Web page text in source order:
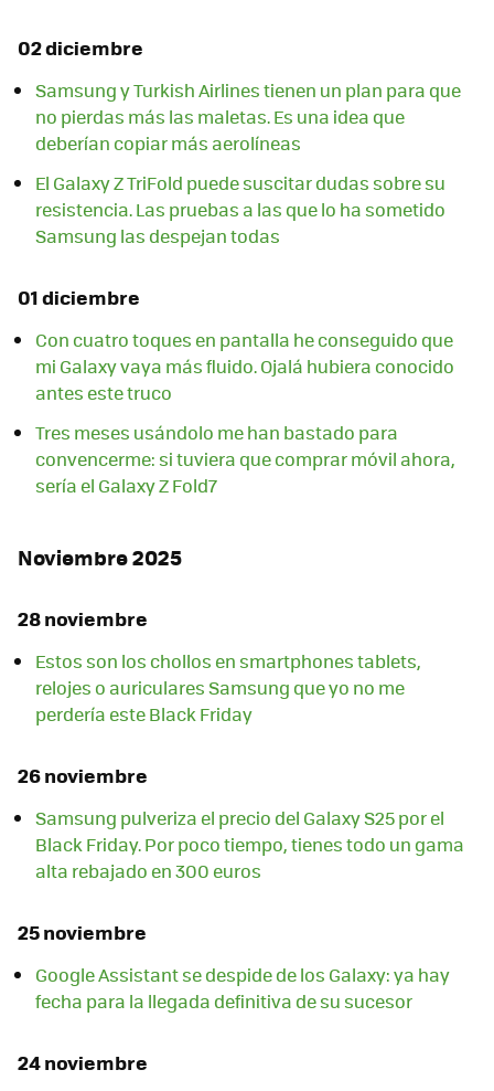
02 diciembre
Samsung y Turkish Airlines tienen un plan para que
no pierdas más las maletas. Es una idea que
deberían copiar más aerolíneas
El Galaxy Z TriFold puede suscitar dudas sobre su
resistencia. Las pruebas a las que lo ha sometido
Samsung las despejan todas
01 diciembre
Con cuatro toques en pantalla he conseguido que
mi Galaxy vaya más fluido. Ojalá hubiera conocido
antes este truco
Tres meses usándolo me han bastado para
convencerme: si tuviera que comprar móvil ahora,
sería el Galaxy Z Fold7
Noviembre 2025
28 noviembre
Estos son los chollos en smartphones tablets,
relojes o auriculares Samsung que yo no me
perdería este Black Friday
26 noviembre
Samsung pulveriza el precio del Galaxy S25 por el
Black Friday. Por poco tiempo, tienes todo un gama
alta rebajado en 300 euros
25 noviembre
Google Assistant se despide de los Galaxy: ya hay
fecha para la llegada definitiva de su sucesor
24 noviembre